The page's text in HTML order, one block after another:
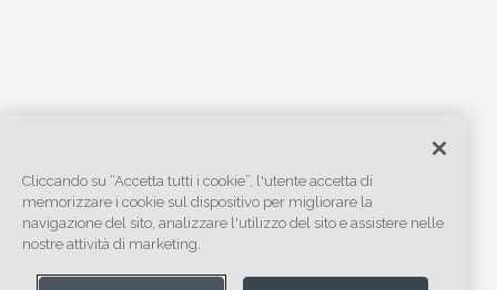
Cliccando su “Accetta tutti i cookie”, l'utente accetta di
memorizzare i cookie sul dispositivo per migliorare la
navigazione del sito, analizzare l'utilizzo del sito e assistere nelle
nostre attività di marketing.